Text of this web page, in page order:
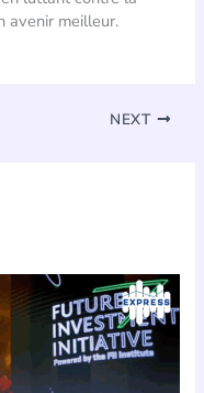
avenir meilleur.
NEXT